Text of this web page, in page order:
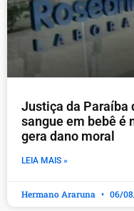
Justiça da Paraíba
sangue em bebê é
gera dano moral
LEIA MAIS »
Hermano Araruna 06/